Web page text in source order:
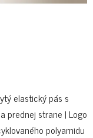
elastický pás s
prednej strane | Logo
polyamidu